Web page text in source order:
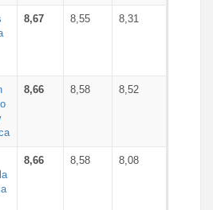
8,67 8,55 8,31
8,66 8,58 8,52
8,66 8,58 8,08